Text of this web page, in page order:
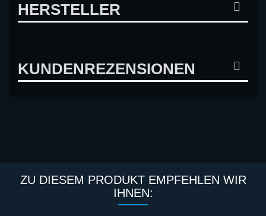
HERSTELLER
KUNDENREZENSIONEN
ZU DIESEM PRODUKT EMPFEHLEN WIR
IHNEN: